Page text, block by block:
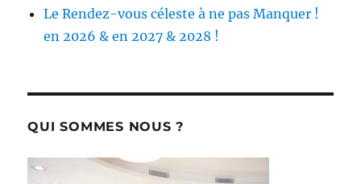
Le Rendez-vous céleste à ne pas Manquer !
en 2026 & en 2027 & 2028 !
QUI SOMMES NOUS ?